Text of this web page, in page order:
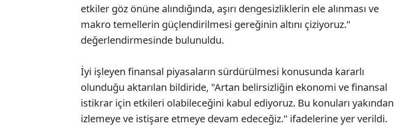
etkiler göz önüne alındığında, aşırı dengesizliklerin ele alınması ve
makro temellerin güçlendirilmesi gereğinin altını çiziyoruz."
değerlendirmesinde bulunuldu.
İyi işleyen finansal piyasaların sürdürülmesi konusunda kararlı
olunduğu aktarılan bildiride, "Artan belirsizliğin ekonomi ve finansal
istikrar için etkileri olabileceğini kabul ediyoruz. Bu konuları yakından
izlemeye ve istişare etmeye devam edeceğiz." ifadelerine yer verildi.